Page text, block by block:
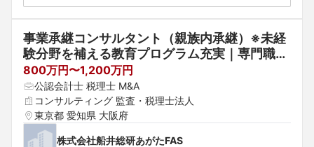
事業承継コンサルタント（親族内承継）※未経
験分野を補える教育プログラム充実｜専門職で
培ったスキルとご経験を活かして活躍できます
＜日本一自由なコンサル企業を掲げる東証プラ
イム上場企業＞　※有資格者歓迎【船井総研グ
ループ】
800万円〜1,200万円
公認会計士 税理士 M&A
コンサルティング 監査・税理士法人
東京都 愛知県 大阪府
株式会社船井総研あがたFAS